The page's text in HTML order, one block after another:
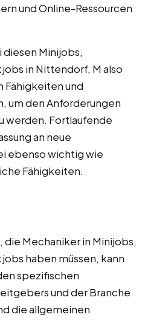
und Online-Ressourcen
diesen Minijobs,
in Nittendorf, M also
Fähigkeiten und
um den Anforderungen
werden. Fortlaufende
an neue
ebenso wichtig wie
Fähigkeiten.
Mechaniker in Minijobs,
haben müssen, kann
spezifischen
und der Branche
die allgemeinen